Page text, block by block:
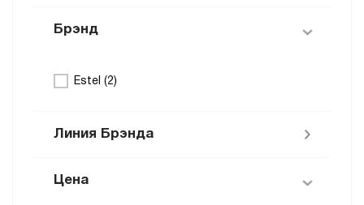
Брэнд
Estel (2)
Линия Брэнда
Princess Essex (
Цена